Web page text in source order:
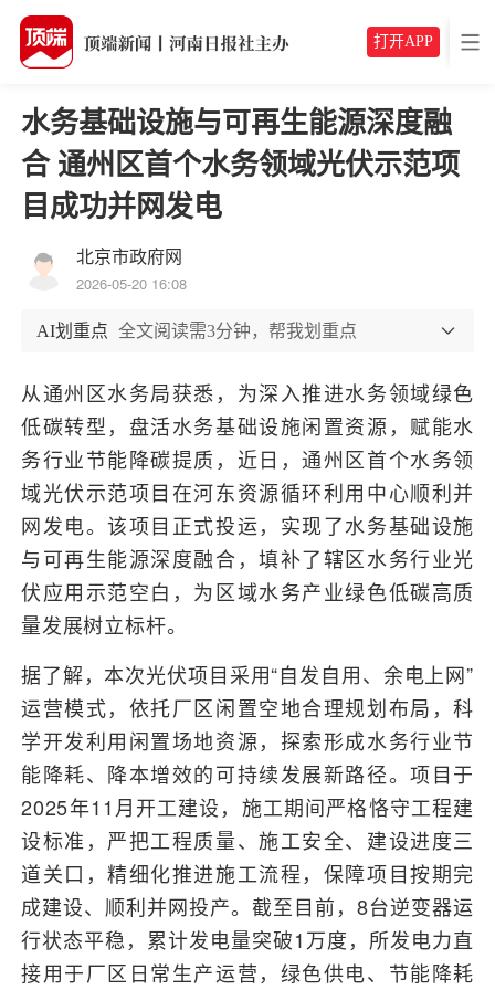
打开APP
水务基础设施与可再生能源深度融
合 通州区首个水务领域光伏示范项
目成功并网发电
北京市政府网
2026-05-20 16:08
AI划重点 全文阅读需3分钟，帮我划重点
从通州区水务局获悉，为深入推进水务领域绿色
低碳转型，盘活水务基础设施闲置资源，赋能水
务行业节能降碳提质，近日，通州区首个水务领
域光伏示范项目在河东资源循环利用中心顺利并
网发电。该项目正式投运，实现了水务基础设施
与可再生能源深度融合，填补了辖区水务行业光
伏应用示范空白，为区域水务产业绿色低碳高质
量发展树立标杆。
据了解，本次光伏项目采用“自发自用、余电上网”
运营模式，依托厂区闲置空地合理规划布局，科
学开发利用闲置场地资源，探索形成水务行业节
能降耗、降本增效的可持续发展新路径。项目于
2025年11月开工建设，施工期间严格恪守工程建
设标准，严把工程质量、施工安全、建设进度三
道关口，精细化推进施工流程，保障项目按期完
成建设、顺利并网投产。截至目前，8台逆变器运
行状态平稳，累计发电量突破1万度，所发电力直
接用于厂区日常生产运营，绿色供电、节能降耗